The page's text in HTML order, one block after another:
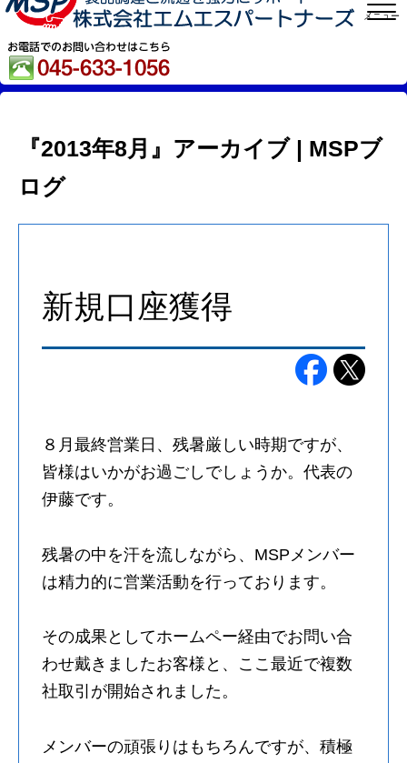
メニュー
『2013年8月』アーカイブ | MSPブ
ログ
新規口座獲得
８月最終営業日、残暑厳しい時期ですが、
皆様はいかがお過ごしでしょうか。代表の
伊藤です。
残暑の中を汗を流しながら、MSPメンバー
は精力的に営業活動を行っております。
その成果としてホームペー経由でお問い合
わせ戴きましたお客様と、ここ最近で複数
社取引が開始されました。
メンバーの頑張りはもちろんですが、積極